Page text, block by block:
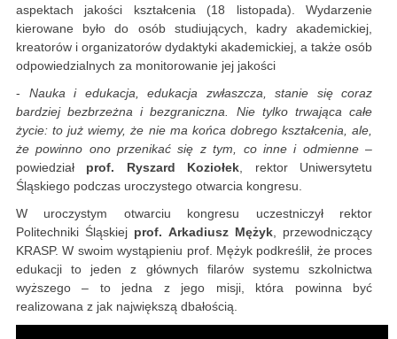
aspektach jakości kształcenia (18 listopada). Wydarzenie
kierowane było do osób studiujących, kadry akademickiej,
kreatorów i organizatorów dydaktyki akademickiej, a także osób
odpowiedzialnych za monitorowanie jej jakości
- Nauka i edukacja, edukacja zwłaszcza, stanie się coraz
bardziej bezbrzeżna i bezgraniczna. Nie tylko trwająca całe
życie: to już wiemy, że nie ma końca dobrego kształcenia, ale,
że powinno ono przenikać się z tym, co inne i odmienne–
powiedział prof. Ryszard Koziołek, rektor Uniwersytetu
Śląskiego podczas uroczystego otwarcia kongresu.
W uroczystym otwarciu kongresu uczestniczył rektor
Politechniki Śląskiej prof. Arkadiusz Mężyk, przewodniczący
KRASP. W swoim wystąpieniu prof. Mężyk podkreślił, że proces
edukacji to jeden z głównych filarów systemu szkolnictwa
wyższego – to jedna z jego misji, która powinna być
realizowana z jak największą dbałością.